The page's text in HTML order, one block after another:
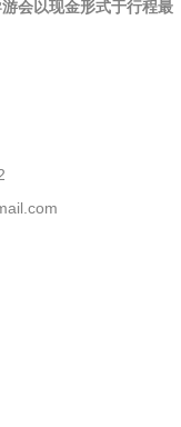
会以现金形式于行程最